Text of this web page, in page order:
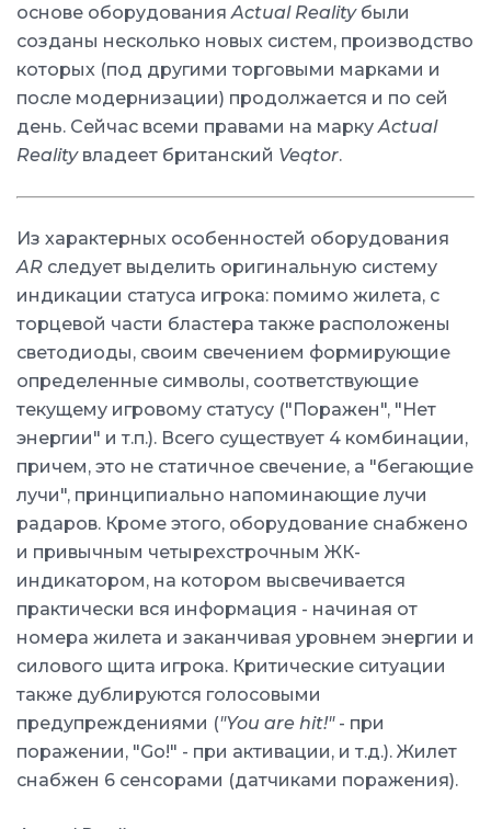
основе оборудования Actual Realityбыли
созданы несколько новых систем, производство
которых (под другими торговыми марками и
после модернизации) продолжается и по сей
день. Сейчас всеми правами на марку Actual
Realityвладеет британский Veqtor.
Из характерных особенностей оборудования
AR следует выделить оригинальную систему
индикации статуса игрока: помимо жилета, с
торцевой части бластера также расположены
светодиоды, своим свечением формирующие
определенные символы, соответствующие
текущему игровому статусу ("Поражен", "Нет
энергии" и т.п.). Всего существует 4 комбинации,
причем, это не статичное свечение, а "бегающие
лучи", принципиально напоминающие лучи
радаров. Кроме этого, оборудование снабжено
и привычным четырехстрочным ЖК-
индикатором, на котором высвечивается
практически вся информация - начиная от
номера жилета и заканчивая уровнем энергии и
силового щита игрока. Критические ситуации
также дублируются голосовыми
предупреждениями ("You are hit!"- при
поражении, "Go!" - при активации, и т.д.). Жилет
снабжен 6 сенсорами (датчиками поражения).